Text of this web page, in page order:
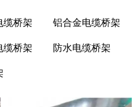
缆桥架 铝合金电缆桥架
缆桥架 防水电缆桥架